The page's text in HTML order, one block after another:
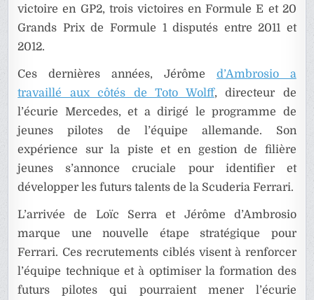
victoire en GP2, trois victoires en Formule E et 20
Grands Prix de Formule 1 disputés entre 2011 et
2012.
Ces dernières années, Jérôme d’Ambrosio a
travaillé aux côtés de Toto Wolff, directeur de
l’écurie Mercedes, et a dirigé le programme de
jeunes pilotes de l’équipe allemande. Son
expérience sur la piste et en gestion de filière
jeunes s’annonce cruciale pour identifier et
développer les futurs talents de la Scuderia Ferrari.
L’arrivée de Loïc Serra et Jérôme d’Ambrosio
marque une nouvelle étape stratégique pour
Ferrari. Ces recrutements ciblés visent à renforcer
l’équipe technique et à optimiser la formation des
futurs pilotes qui pourraient mener l’écurie